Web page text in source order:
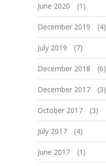
June 2020 (1)
December 2019 (4)
July 2019 (7)
December 2018 (6)
December 2017 (3)
October 2017 (3)
July 2017 (4)
June 2017 (1)